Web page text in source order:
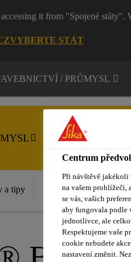
it from "Spojené státy".
VYBERTE STÁT
/ PRŮMYSL
a tipy Reference Inovace
Centrum
Při návštěvě jakékoli
na vašem prohlížeči,
se vás, vašich
aby fungovala podle
jednotlivce, ale
Respektujeme vaše
cookie nebudete
nastavení změnit.